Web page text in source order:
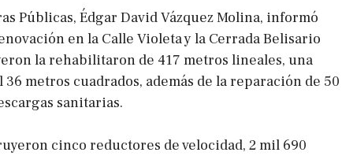
Públicas, Édgar David Vázquez Molina, informó
en la Calle Violeta y la Cerrada Belisario
la rehabilitaron de 417 metros lineales, una
metros cuadrados, además de la reparación de 50
sanitarias.
cinco reductores de velocidad, 2 mil 690